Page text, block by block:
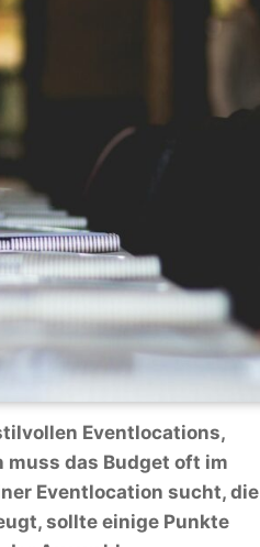
Eventlocations,
das Budget oft im
Eventlocation sucht, die
sollte einige Punkte